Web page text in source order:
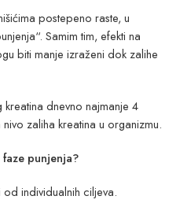
postepeno raste, u
Samim tim, efekti na
biti manje izraženi dok zalihe
dnevno najmanje 4
zaliha kreatina u organizmu.
punjenja?
individualnih ciljeva.